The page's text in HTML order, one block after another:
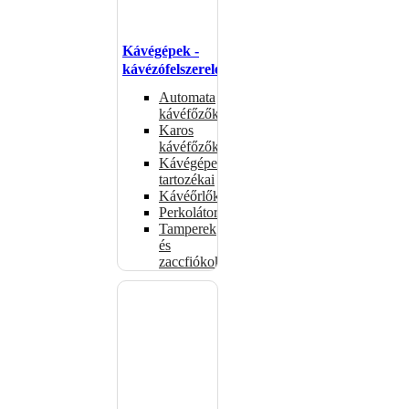
Kávégépek -
kávézófelszerelés
Automata
kávéfőzők
Karos
kávéfőzők
Kávégépek
tartozékai
Kávéőrlők
Perkolátorok
Tamperek
és
zaccfiókok